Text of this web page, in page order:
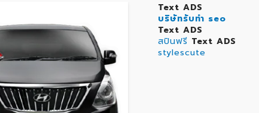
Text ADS
บริษัทรับทำ seo
Text ADS
สปินฟรี Text ADS
stylescute